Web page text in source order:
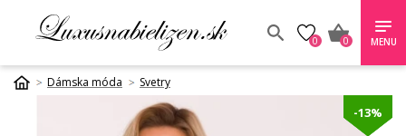
0 0 MENU
Dámska móda Svetry
-13%